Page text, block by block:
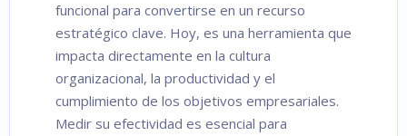
funcional para convertirse en un recurso
estratégico clave. Hoy, es una herramienta que
impacta directamente en la cultura
organizacional, la productividad y el
cumplimiento de los objetivos empresariales.
Medir su efectividad es esencial para